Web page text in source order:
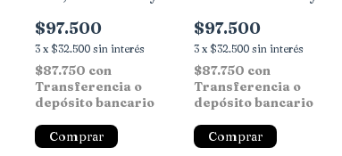
$97.500
3 x $32.500 sin interés
$87.750 con
Transferencia o
depósito bancario
Comprar
$97.500
3 x $32.500 sin interés
$87.750 con
Transferencia o
depósito bancario
Comprar